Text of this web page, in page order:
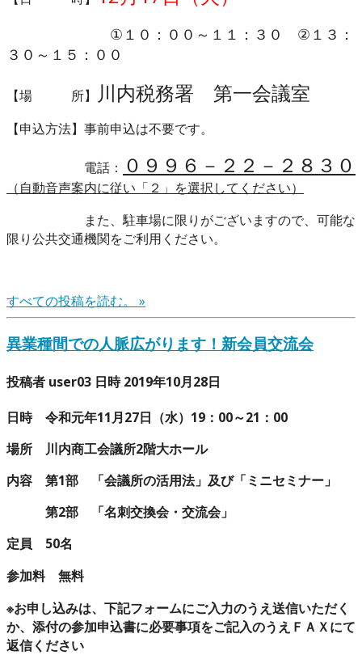
①１０：００～１１：３０ ②１３：
３０～１５：００
【場 所】 川内税務署 第一会議室
【申込方法】事前申込は不要です。
電話： ０９９６－２２－２８３０
（自動音声案内に従い「２」を選択してください）
また、駐車場に限りがございますので、可能な
限り公共交通機関をご利用ください。
すべての投稿を読む。 »
異業種間での人脈広がります！新会員交流会
投稿者 user03 日時 2019年10月28日
日時 令和元年11月27日（水）19 ： 00～21 ： 00
場所 川内商工会議所2階大ホール
内容 第1部 「会議所の活用法」及び「ミニセミナー」
第2部 「名刺交換会・交流会」
定員 50名
参加料 無料
※お申し込みは、下記フォームにご入力のうえ送信いただく
か、添付の参加申込書に必要事項をご記入のうえＦＡＸにて
返信ください